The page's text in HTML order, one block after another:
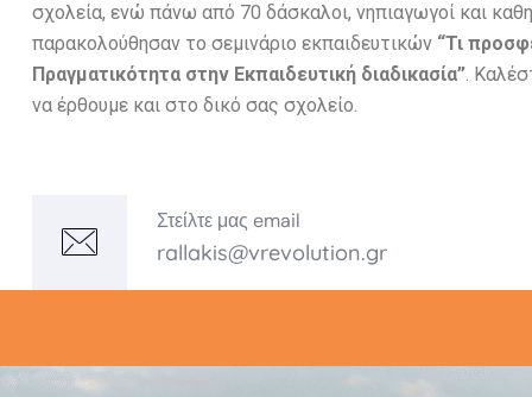
σχολεία, ενώ πάνω από 70 δάσκαλοι, νηπιαγωγοί και
παρακολούθησαν το σεμινάριο εκπαιδευτικών “Τι
Πραγματικότητα στην Εκπαιδευτική διαδικασία”.
να έρθουμε και στο δικό σας σχολείο.
Στείλτε μας email
rallakis@vrevolution.gr